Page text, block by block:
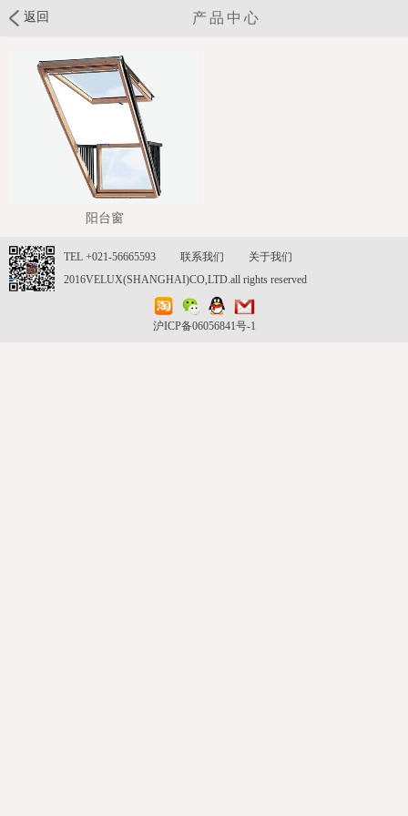
返回 产品中心
阳台窗
TEL +021-56665593 联系我们
关于我们
2016VELUX(SHANGHAI)CO,LTD.all rights reserved
沪ICP备06056841号-1